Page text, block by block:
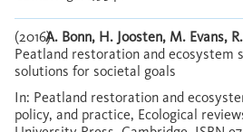
(2016)A. Bonn, H. Joosten, M. Evans,
Peatland restoration and ecosystem
solutions for societal goals
In: Peatland restoration and
policy, and practice, Ecological